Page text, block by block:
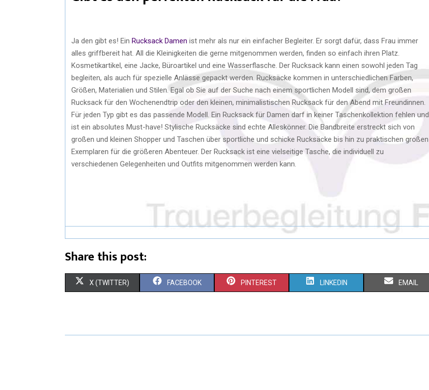
Ja den gibt es! Ein Rucksack Damen ist mehr als nur ein einfacher Begleiter. Er sorgt dafür, dass Frau immer
alles griffbereit hat. All die Kleinigkeiten die gerne mitgenommen werden, finden so einfach ihren Platz.
Kosmetikartikel, eine Jacke, Büroartikel und eine Wasserflasche. Der Rucksack kann einen sowohl jeden Tag
begleiten, als auch für spezielle Anlässe gepackt werden. Rucksäcke kommen in unterschiedlichen Farben,
Größen, Materialien und Stilen. Egal ob Sie auf der Suche nach einem sportlichen Modell sind, dem großen
Rucksack für den Wochenendtrip oder den kleinen, minimalistischen Rucksack für den Abend mit Freundinnen.
Für jeden Typ gibt es das passende Modell. Ein Rucksack für Damen darf in keiner Taschenkollektion fehlen und
ist ein absolutes Must-have! Stylische Rucksäcke sind echte Alleskönner. Die Bandbreite erstreckt sich von
großen und kleinen Shopper und Taschen über sportliche und schicke Rucksäcke bis hin zu praktischen großen
Exemplaren für die größeren Abenteuer. Der Rucksack ist eine vielseitige Tasche, die individuell zu
verschiedenen Gelegenheiten und Outfits mitgenommen werden kann.
Share this post:
X (TWITTER) FACEBOOK PINTEREST LINKEDIN EMAIL